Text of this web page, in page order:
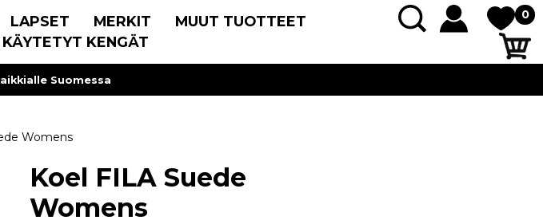
LAPSET MERKIT
MUUT TUOTTEET
KENGÄT
0
Suomessa
Womens
Koel FILA Suede
Womens